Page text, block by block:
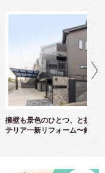
擁壁も景色のひとつ、と捉え
テリア一新リフォーム〜鈴木